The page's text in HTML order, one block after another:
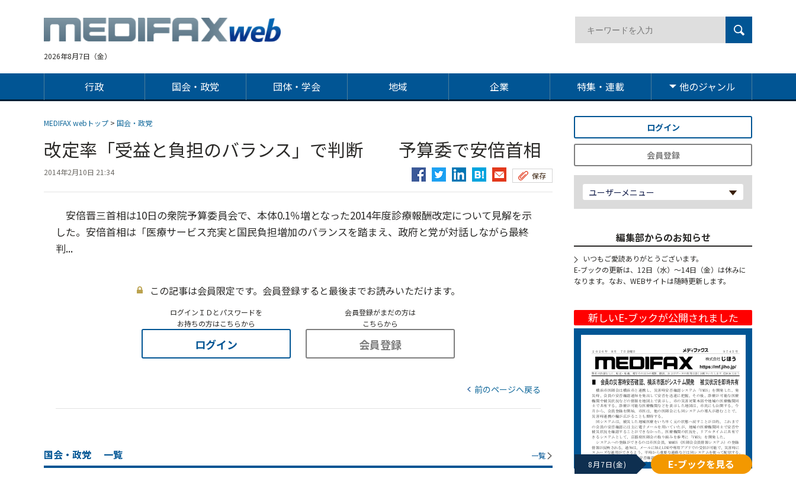
2026年8月7日（金）
行政 国会・政党 団体・学会 地域 企業 特集・連載 他のジャンル
MEDIFAX webトップ > 国会・政党
改定率「受益と負担のバランス」で判断 予算委で安倍首相
2014年2月10日 21:34 保存
安倍晋三首相は10日の衆院予算委員会で、本体0.1％増となった2014年度診療報酬改定について見解を示
した。安倍首相は「医療サービス充実と国民負担増加のバランスを踏まえ、政府と党が対話しながら最終
判...
この記事は会員限定です。会員登録すると最後までお読みいただけます。
ログインＩＤとパスワードを
お持ちの方はこちらから
ログイン
会員登録がまだの方は
こちらから
会員登録
前のページへ戻る
国会・政党 一覧 一覧
ログイン
会員登録
ユーザーメニュー
編集部からのお知らせ
いつもご愛読ありがとうございます。
E-ブックの更新は、12日（水）～14日（金）は休みに
なります。なお、WEBサイトは随時更新します。
新しいE-ブックが公開されました
8月7日(金) E-ブックを見る